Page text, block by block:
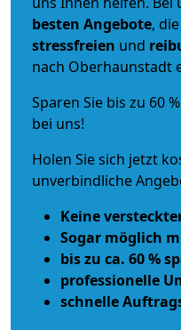
besten Angebote,
stressfreien und
nach Oberhaunstadt
Sparen Sie bis zu 60
bei uns!
Holen Sie sich jetzt
unverbindliche
Keine
Sogar möglich
bis zu ca. 60 %
professionelle
schnelle